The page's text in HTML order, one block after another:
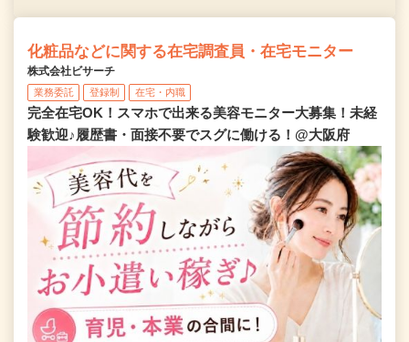
化粧品などに関する在宅調査員・在宅モニター
株式会社ビサーチ
業務委託 登録制 在宅・内職
完全在宅OK！スマホで出来る美容モニター大募集！未経
験歓迎♪履歴書・面接不要でスグに働ける！@大阪府